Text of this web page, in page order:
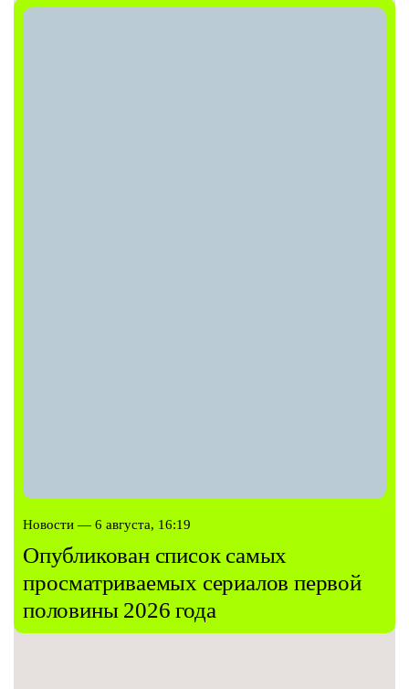
Новости — 6 августа, 16:19
Опубликован список самых
просматриваемых сериалов первой
половины 2026 года